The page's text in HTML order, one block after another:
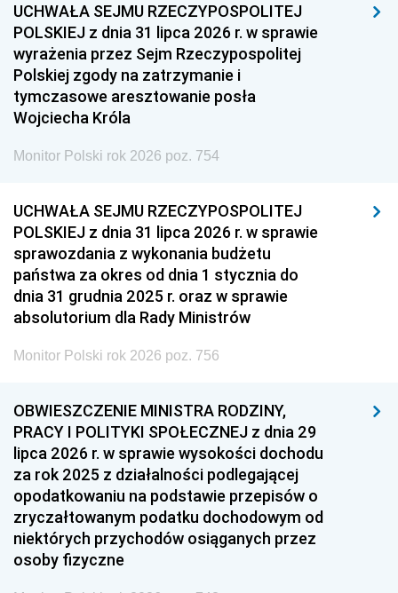
UCHWAŁA SEJMU RZECZYPOSPOLITEJ
POLSKIEJ z dnia 31 lipca 2026 r. w sprawie
wyrażenia przez Sejm Rzeczypospolitej
Polskiej zgody na zatrzymanie i
tymczasowe aresztowanie posła
Wojciecha Króla
Monitor Polski rok 2026 poz. 754
UCHWAŁA SEJMU RZECZYPOSPOLITEJ
POLSKIEJ z dnia 31 lipca 2026 r. w sprawie
sprawozdania z wykonania budżetu
państwa za okres od dnia 1 stycznia do
dnia 31 grudnia 2025 r. oraz w sprawie
absolutorium dla Rady Ministrów
Monitor Polski rok 2026 poz. 756
OBWIESZCZENIE MINISTRA RODZINY,
PRACY I POLITYKI SPOŁECZNEJ z dnia 29
lipca 2026 r. w sprawie wysokości dochodu
za rok 2025 z działalności podlegającej
opodatkowaniu na podstawie przepisów o
zryczałtowanym podatku dochodowym od
niektórych przychodów osiąganych przez
osoby fizyczne